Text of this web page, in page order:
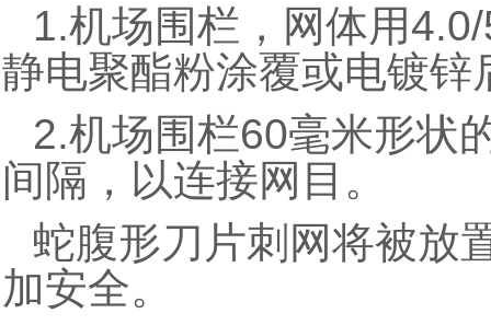
1.机场围栏，网体用
静电聚酯粉涂覆或电镀锌
2.机场围栏60毫米形状
间隔，以连接网目。
蛇腹形刀片刺网将被放
加安全。